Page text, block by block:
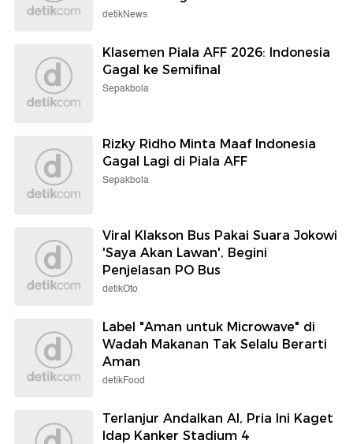
detikNews
Klasemen Piala AFF 2026: Indonesia
Gagal ke Semifinal
Sepakbola
Rizky Ridho Minta Maaf Indonesia
Gagal Lagi di Piala AFF
Sepakbola
Viral Klakson Bus Pakai Suara Jokowi
'Saya Akan Lawan', Begini
Penjelasan PO Bus
detikOto
Label "Aman untuk Microwave" di
Wadah Makanan Tak Selalu Berarti
Aman
detikFood
Terlanjur Andalkan AI, Pria Ini Kaget
Idap Kanker Stadium 4